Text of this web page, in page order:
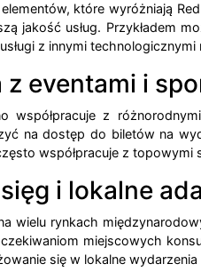
które wyróżniają
jakość usług. Przykładem
z innymi
z eventami i
współpracuje z
na dostęp do biletów na
współpracuje z
i lokalne
na wielu rynkach
miejscowych
się w lokalne